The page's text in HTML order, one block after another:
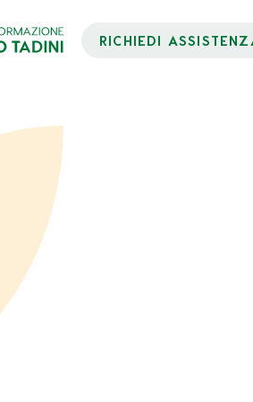
RICHIEDI
Dati Partecipante